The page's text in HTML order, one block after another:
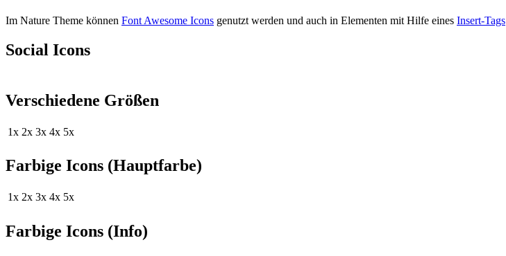
Im Nature Theme können Font Awesome Icons genutzt werden und auch in Elementen mit Hilfe eines Insert-Tags
Social Icons
Verschiedene Größen
1x 2x 3x 4x 5x
Farbige Icons (Hauptfarbe)
1x 2x 3x 4x 5x
Farbige Icons (Info)